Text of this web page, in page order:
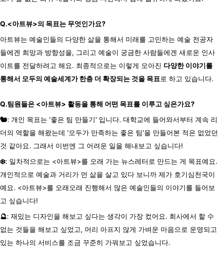
Q.<아트뷰>의 목표는 무엇인가요?
아트뷰는 예술인들의 다양한 삶을 통해서 미래를 고민하는 예술 전공자
들에겐 희망과 방향성을, 그리고 예술이 궁금한 사람들에겐 새로운 인사
이트를 전달하려고 해요. 최종적으로는 이렇게 모아진 다양한 이야기를
통해서 모두의 예술세계가 한층 더 확장되는 것을 목표로 하고 있습니다.
Q.팀원들은 <아트뷰> 활동을 통해 어떤 목표를 이루고 싶은가요?
🐿️: 개인 목표는 '좋은 팀 만들기' 입니다. 대학교에 들어와서부터 계속 리
더의 역할을 해왔는데 '모두가 만족하는 좋은 팀'을 만들어본 적은 없었던
것 같아요. 그래서 이번엔 그 어려운 일을 해내보고 싶습니다!
❄️: 일차적으로는 <아트뷰>를 오래 가는 뉴스레터로 만드는 게 목표예요.
개인적으로 예술과 거리가 먼 삶을 살고 있다 보니까 제가 호기심천국이
예요. <아트뷰>를 오래오래 진행해서 많은 예술인들의 이야기를 들어보
고 싶습니다!
🔮: 재밌는 디자인을 해보고 싶다는 생각이 가장 컸어요. 회사에서 할 수
없는 것들을 해보고 싶었고, 머리 아프지 않게 가벼운 마음으로 운영되고
있는 하나의 서비스를 조금 꾸준히 가꿔보고 싶었습니다.